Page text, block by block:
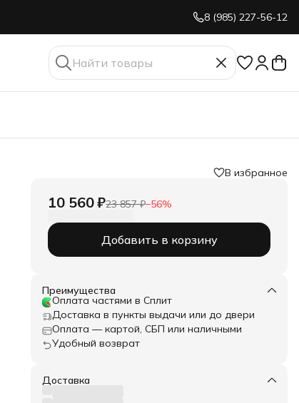
8 (985) 227-56-12
В избранное
10 560 ₽23 857 ₽−56%
Добавить в корзину
Преимущества
Оплата частями в Сплит
Доставка в пункты выдачи или до двери
Оплата — картой, СБП или наличными
Удобный возврат
Доставка